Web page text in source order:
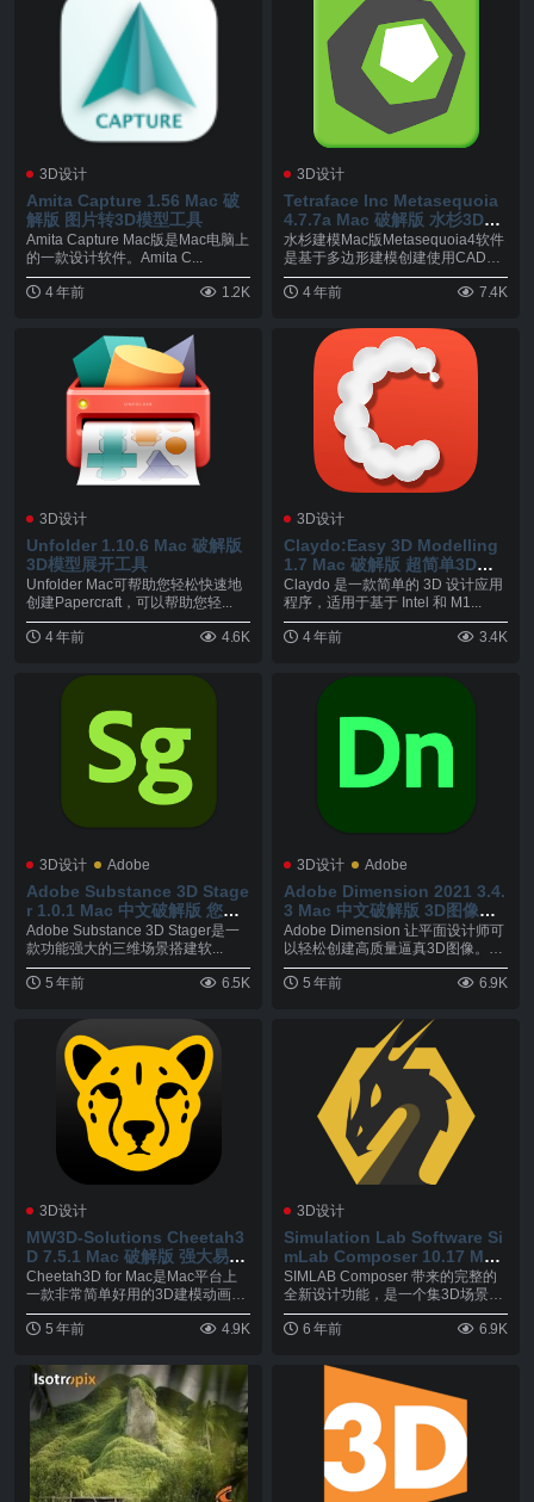
3D设计
Amita Capture 1.56 Mac 破
解版 图片转3D模型工具
Amita Capture Mac版是Mac电脑上
的一款设计软件。Amita C...
4 年前 1.2K
3D设计
Tetraface Inc Metasequoia
4.7.7a Mac 破解版 水杉3D建
模软件
水杉建模Mac版Metasequoia4软件
是基于多边形建模创建使用CAD和
3D...
4 年前
7.4K
3D设计
Unfolder 1.10.6 Mac 破解版
3D模型展开工具
Unfolder Mac可帮助您轻松快速地
创建Papercraft，可以帮助您轻...
4 年前 4.6K
3D设计
Claydo:Easy 3D Modelling
1.7 Mac 破解版 超简单3D造
型软件
Claydo 是一款简单的 3D 设计应用
程序，适用于基于 Intel 和 M1...
4 年前 3.4K
3D设计 Adobe
Adobe Substance 3D Stage
r 1.0.1 Mac 中文破解版 您装
备齐全的虚拟工作室
Adobe Substance 3D Stager是一
款功能强大的三维场景搭建软...
5 年前 6.5K
3D设计 Adobe
Adobe Dimension 2021 3.4.
3 Mac 中文破解版 3D图像制
作软件
Adobe Dimension 让平面设计师可
以轻松创建高质量逼真3D图像。合
成...
5 年前
6.9K
3D设计
MW3D-Solutions Cheetah3
D 7.5.1 Mac 破解版 强大易用
的3D建模，渲染软件
Cheetah3D for Mac是Mac平台上
一款非常简单好用的3D建模动画
渲...
5 年前
4.9K
3D设计
Simulation Lab Software Si
mLab Composer 10.17 Mac
破解版 3D场景制作渲染软件
SIMLAB Composer 带来的完整的
全新设计功能，是一个集3D场景构
建，...
6 年前
6.9K